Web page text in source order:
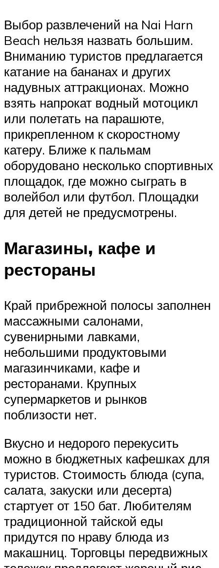
Выбор развлечений на Nai Harn
Beach нельзя назвать большим.
Вниманию туристов предлагается
катание на бананах и других
надувных аттракционах. Можно
взять напрокат водный мотоцикл
или полетать на парашюте,
прикрепленном к скоростному
катеру. Ближе к пальмам
оборудовано несколько спортивных
площадок, где можно сыграть в
волейбол или футбол. Площадки
для детей не предусмотрены.
Магазины, кафе и
рестораны
Край прибрежной полосы заполнен
массажными салонами,
сувенирными лавками,
небольшими продуктовыми
магазинчиками, кафе и
ресторанами. Крупных
супермаркетов и рынков
поблизости нет.
Вкусно и недорого перекусить
можно в бюджетных кафешках для
туристов. Стоимость блюда (супа,
салата, закуски или десерта)
стартует от 150 бат. Любителям
традиционной тайской еды
придутся по нраву блюда из
макашниц. Торговцы передвижных